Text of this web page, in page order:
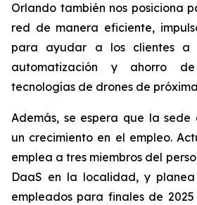
Orlando también nos posiciona
red de manera eficiente,
para ayudar a los clientes a
automatización y ahorro
tecnologías de drones de
Además, se espera que la
un crecimiento en el empleo.
emplea a tres miembros del
DaaS en la localidad, y
empleados para finales de